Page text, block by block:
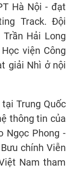
Hà Nội - đạt
Track. Đội
Hải Long
viện Công
giải Nhì ở nội
Trung Quốc
thông tin của
Ngọc Phong -
chính Viễn
Nam tham